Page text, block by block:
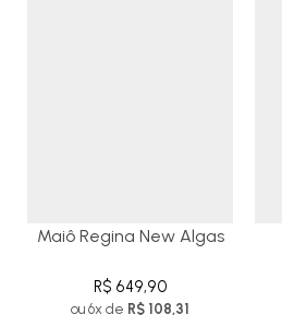
Maiô Regina New Algas
R$ 649,90
ou 6x de R$ 108,31